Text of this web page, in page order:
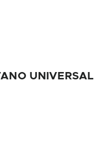
UNIVERSAL